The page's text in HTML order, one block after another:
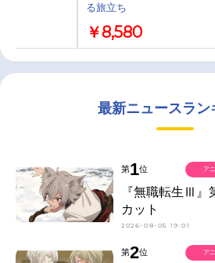
る旅立ち
￥8,580
最新ニュースラン
第1位
『無職転生Ⅲ』
カット
2026-08-05 19:01
ア
第2位 ア